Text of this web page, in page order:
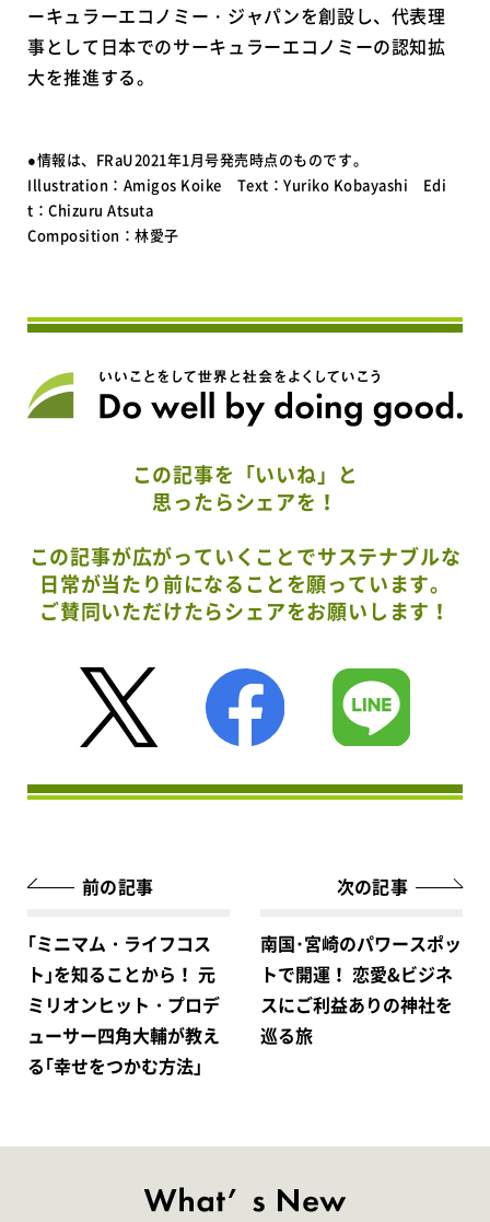
ーキュラーエコノミー・ジャパンを創設し、代表理
事として日本でのサーキュラーエコノミーの認知拡
大を推進する。
●情報は、FRaU2021年1月号発売時点のものです。
Illustration：Amigos Koike Text：Yuriko Kobayashi Edi
t：Chizuru Atsuta
Composition：林愛子
この記事を「いいね」と
思ったらシェアを！
この記事が広がっていくことでサステナブルな
日常が当たり前になることを願っています。
ご賛同いただけたらシェアをお願いします！
前の記事
｢ミニマム・ライフコス
ト｣を知ることから！ 元
ミリオンヒット・プロデ
ューサー四角大輔が教え
る｢幸せをつかむ方法｣
次の記事
南国･宮崎のパワースポッ
トで開運！ 恋愛&ビジネ
スにご利益ありの神社を
巡る旅